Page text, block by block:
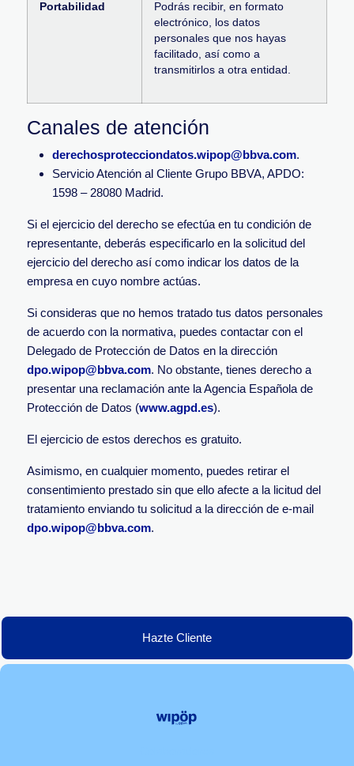
Portabilidad
Podrás recibir, en formato
electrónico, los datos
personales que nos hayas
facilitado, así como a
transmitirlos a otra entidad.
Canales de atención
derechosprotecciondatos.wipop@bbva.com.
Servicio Atención al Cliente Grupo BBVA, APDO:
1598 – 28080 Madrid.
Si el ejercicio del derecho se efectúa en tu condición de
representante, deberás especificarlo en la solicitud del
ejercicio del derecho así como indicar los datos de la
empresa en cuyo nombre actúas.
Si consideras que no hemos tratado tus datos personales
de acuerdo con la normativa, puedes contactar con el
Delegado de Protección de Datos en la dirección
dpo.wipop@bbva.com. No obstante, tienes derecho a
presentar una reclamación ante la Agencia Española de
Protección de Datos (www.agpd.es).
El ejercicio de estos derechos es gratuito.
Asimismo, en cualquier momento, puedes retirar el
consentimiento prestado sin que ello afecte a la licitud del
tratamiento enviando tu solicitud a la dirección de e-mail
dpo.wipop@bbva.com.
Hazte Cliente